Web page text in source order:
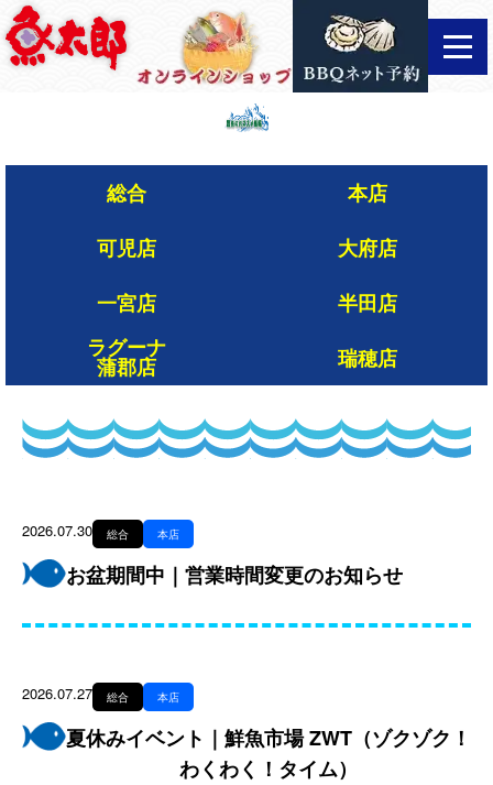
Skip
to
the
総合
本店
可児店
大府店
一宮店
半田店
ラグーナ
蒲郡店 瑞穂店
2026.07.30 総合 本店
お盆期間中｜営業時間変更のお知らせ
2026.07.27 総合 本店
夏休みイベント｜鮮魚市場 ZWT（ゾクゾク！
わくわく！タイム）